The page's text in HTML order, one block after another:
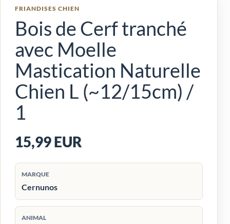
FRIANDISES CHIEN
Bois de Cerf tranché
avec Moelle
Mastication Naturelle
Chien L (~12/15cm) /
1
15,99 EUR
MARQUE
Cernunos
ANIMAL